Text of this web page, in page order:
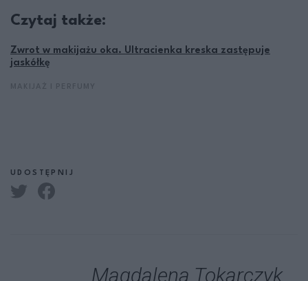
Czytaj także:
Zwrot w makijażu oka. Ultracienka kreska zastępuje
jaskółkę
UDOSTĘPNIJ
Magdalena Tokarczyk